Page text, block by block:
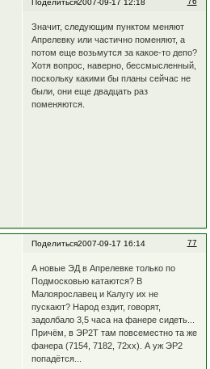
Поделиться2007-09-17 12:18
Значит, следующим пунктом меняют
Апрелевку или частично поменяют, а
потом еще возьмутся за какое-то депо?
Хотя вопрос, наверно, бессмысленный,
поскольку какими бы планы сейчас не
были, они еще двадцать раз
поменяются.
Поделиться 77
2007-09-17 16:14
А новые ЭД в Апрелевке только по
Подмосковью катаются? В
Малоярославец и Калугу их не
пускают? Народ ездит, говорят,
задолбало 3,5 часа на фанере сидеть...
Причём, в ЭР2Т там повсеместно та же
фанера (7154, 7182, 72хх). А уж ЭР2
попадётся...